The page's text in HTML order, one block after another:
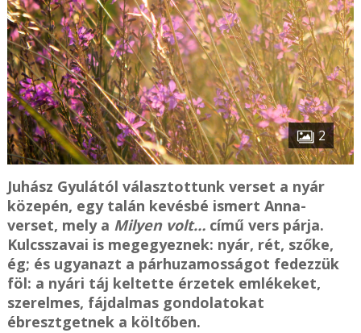
2
Juhász Gyulától választottunk verset a nyár
közepén, egy talán kevésbé ismert Anna-
verset, mely a Milyen volt…című vers párja.
Kulcsszavai is megegyeznek: nyár, rét, szőke,
ég; és ugyanazt a párhuzamosságot fedezzük
föl: a nyári táj keltette érzetek emlékeket,
szerelmes, fájdalmas gondolatokat
ébresztgetnek a költőben.